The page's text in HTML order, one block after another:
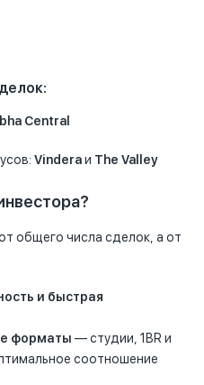
Central
Vinderaи The Valley
общего числа сделок, а от
и быстрая
форматы — студии, 1BR и
соотношение